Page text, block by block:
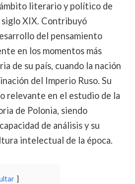
literario y político de
XIX. Contribuyó
del pensamiento
en los momentos más
de su país, cuando la nación
del Imperio Ruso. Su
relevante en el estudio de la
de Polonia, siendo
de análisis y su
intelectual de la época.